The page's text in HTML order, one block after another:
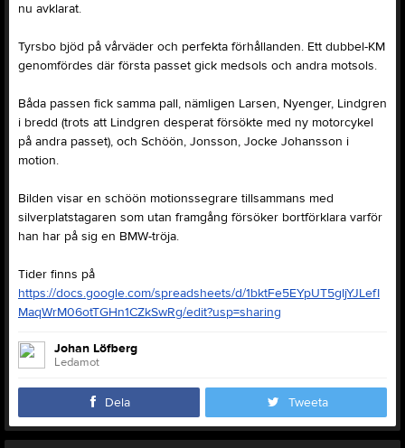
nu avklarat.
Tyrsbo bjöd på vårväder och perfekta förhållanden. Ett dubbel-KM
genomfördes där första passet gick medsols och andra motsols.
Båda passen fick samma pall, nämligen Larsen, Nyenger, Lindgren
i bredd (trots att Lindgren desperat försökte med ny motorcykel
på andra passet), och Schöön, Jonsson, Jocke Johansson i
motion.
Bilden visar en schöön motionssegrare tillsammans med
silverplatstagaren som utan framgång försöker bortförklara varför
han har på sig en BMW-tröja.
Tider finns på
https://docs.google.com/spreadsheets/d/1bktFe5EYpUT5gIjYJLefI
MaqWrM06otTGHn1CZkSwRg/edit?usp=sharing
Johan Löfberg
Ledamot
Dela Tweeta